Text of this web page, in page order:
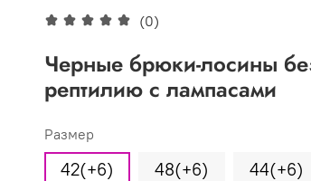
(0)
Черные брюки-лосины
рептилию с лампасами
Размер
42(+6) 48(+6) 44(+6)